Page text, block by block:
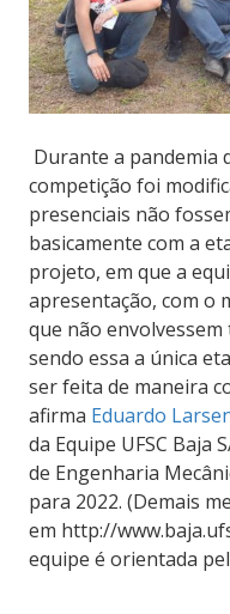
Durante a pandemia
competição foi
presenciais não
basicamente com a
projeto, em que a
apresentação, com o
que não
sendo essa a única
ser feita de maneira
afirma Eduardo
da Equipe UFSC Baja
de Engenharia
para 2022. (Demais
em http://
equipe é orientada